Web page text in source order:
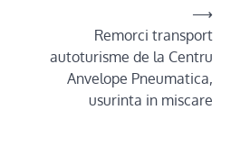
Remorci transport
autoturisme de la Centru
Anvelope Pneumatica,
usurinta in miscare
⟶